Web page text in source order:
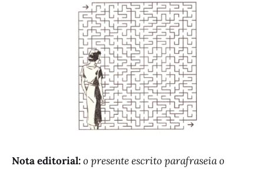
Nota editorial:o presente escrito parafraseia o